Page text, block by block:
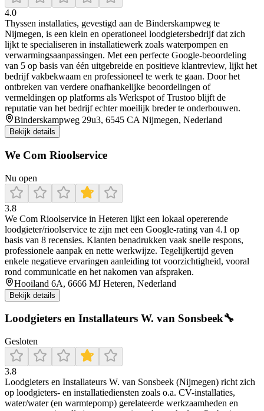
4.0
Thyssen installaties, gevestigd aan de Binderskampweg te
Nijmegen, is een klein en operationeel loodgietersbedrijf dat zich
lijkt te specialiseren in installatiewerk zoals waterpompen en
verwarmingsaanpassingen. Met een perfecte Google-beoordeling
van 5 op basis van één uitgebreide en positieve klantreview, lijkt het
bedrijf vakbekwaam en professioneel te werk te gaan. Door het
ontbreken van verdere onafhankelijke beoordelingen of
vermeldingen op platforms als Werkspot of Trustoo blijft de
reputatie van het bedrijf echter moeilijk breder te onderbouwen.
Binderskampweg 29u3, 6545 CA Nijmegen, Nederland
Bekijk details
We Com Rioolservice
Nu open
3.8
We Com Rioolservice in Heteren lijkt een lokaal opererende
loodgieter/rioolservice te zijn met een Google-rating van 4.1 op
basis van 8 recensies. Klanten benadrukken vaak snelle respons,
professionele aanpak en nette werkwijze. Tegelijkertijd geven
enkele negatieve ervaringen aanleiding tot voorzichtigheid, vooral
rond communicatie en het nakomen van afspraken.
Hooiland 6A, 6666 MJ Heteren, Nederland
Bekijk details
Loodgieters en Installateurs W. van Sonsbeek🔧
Gesloten
3.8
Loodgieters en Installateurs W. van Sonsbeek (Nijmegen) richt zich
op loodgieters- en installatiediensten zoals o.a. CV-installaties,
water/water (en warmtepomp) gerelateerde werkzaamheden en